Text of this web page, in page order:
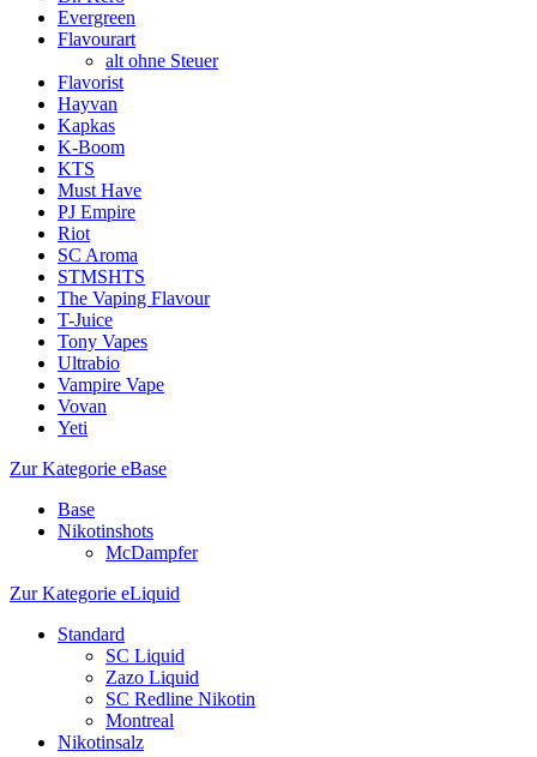
Evergreen
Flavourart
alt ohne Steuer
Flavorist
Hayvan
Kapkas
K-Boom
KTS
Must Have
PJ Empire
Riot
SC Aroma
STMSHTS
The Vaping Flavour
T-Juice
Tony Vapes
Ultrabio
Vampire Vape
Vovan
Yeti
Zur Kategorie eBase
Base
Nikotinshots
McDampfer
Zur Kategorie eLiquid
Standard
SC Liquid
Zazo Liquid
SC Redline Nikotin
Montreal
Nikotinsalz